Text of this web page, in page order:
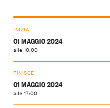
INIZIA
01 MAGGIO 2024
alle 10:00
FINISCE
01 MAGGIO 2024
alle 17:00